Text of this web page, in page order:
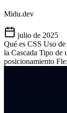
Midu.dev
julio de 2025
Qué es CSS Uso
la Cascada Tipo de
posicionamiento